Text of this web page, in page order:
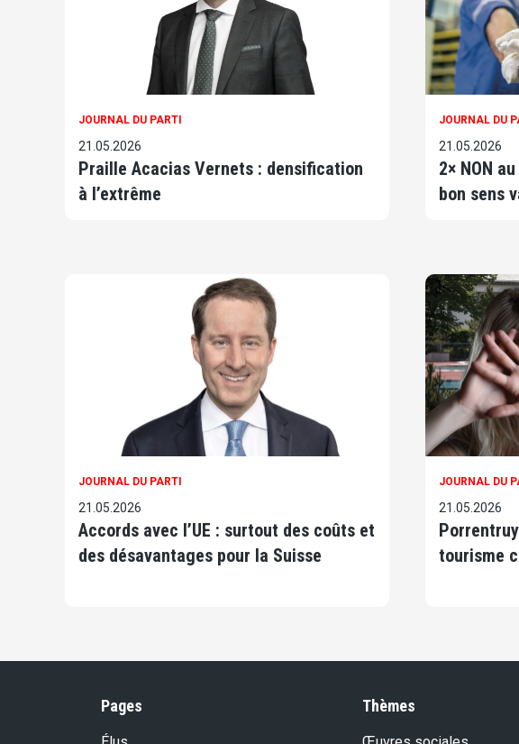
JOURNAL DU PARTI
21.05.2026
Praille Acacias Vernets : densification
à l’extrême
JOURNAL DU
21.05.2026
2× NON
bon sens
JOURNAL DU PARTI
21.05.2026
Accords avec l’UE : surtout des coûts et
des désavantages pour la Suisse
JOURNAL DU
21.05.2026
tourisme
Pages Thèmes